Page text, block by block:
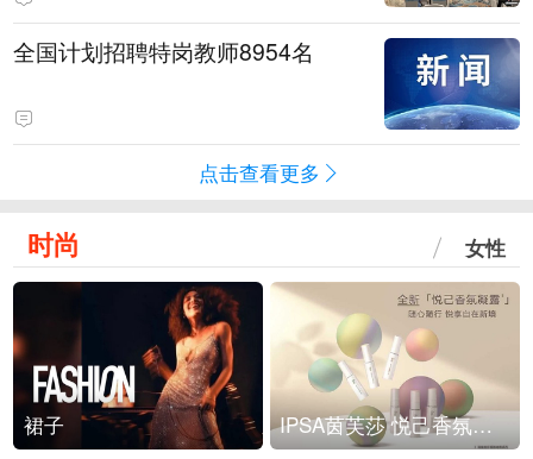
全国计划招聘特岗教师8954名
点击查看更多
时尚 女性
裙子 IPSA茵芙莎 悦己香氛凝露上市